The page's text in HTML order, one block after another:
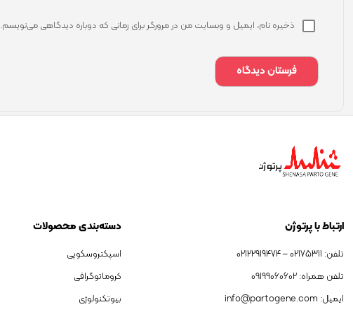
ذخیره نام، ایمیل و وبسایت من در مرورگر برای زمانی که دوباره دیدگاهی می‌نویسم.
ارتباط با پرتوژن
تلفن: 02175311 – 02122919474
تلفن همراه: 09199060602
ایمیل: info@partogene.com
دسته‌بندی محصولات
اسپکتروسکوپی
کروماتوگرافی
بیوتکنولوژی